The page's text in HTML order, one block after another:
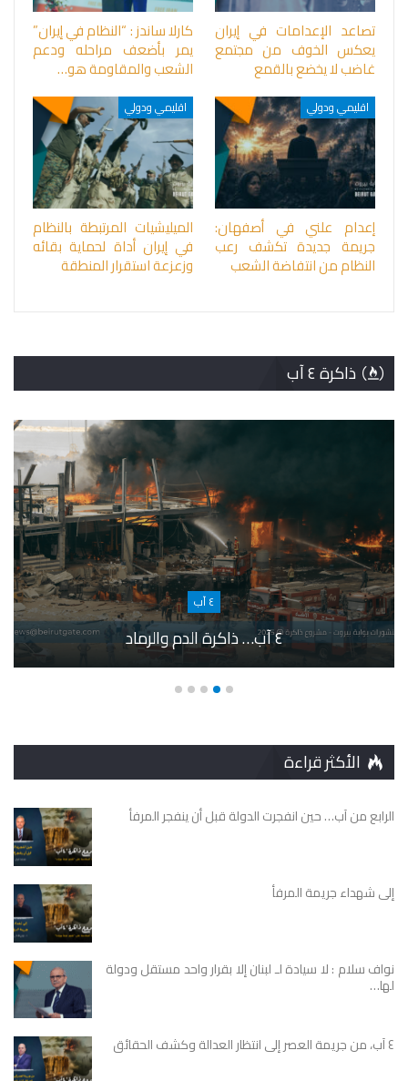
تصاعد الإعدامات في إيران
يعكس الخوف من مجتمع
غاضب لا يخضع بالقمع
كارلا ساندز : “النظام في إيران”
يمر بأضعف مراحله ودعم
الشعب والمقاومة هو…
اقليمي ودولي
إعدام علني في أصفهان:
جريمة جديدة تكشف رعب
النظام من انتفاضة الشعب
اقليمي ودولي
الميليشيات المرتبطة بالنظام
في إيران أداة لحماية بقائه
وزعزعة استقرار المنطقة
ذاكرة ٤ آب
٤ آب
٤ آب… ذاكرة الدم والرماد
الأكثر قراءة
الرابع من آب… حين انفجرت الدولة قبل أن ينفجر المرفأ
إلى شهداء جريمة المرفأ
نواف سلام : لا سيادة لـ لبنان إلا بقرار واحد مستقل ودولة
لها…
٤ آب، من جريمة العصر إلى انتظار العدالة وكشف الحقائق